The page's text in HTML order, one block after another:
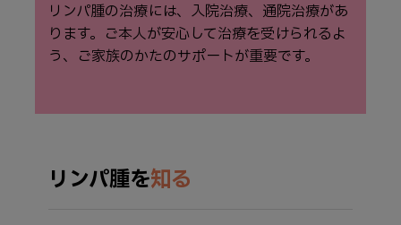
リンパ腫の治療には、入院治療、通院治療があ
ります。ご本人が安心して治療を受けられるよ
う、ご家族のかたのサポートが重要です。
リンパ腫を知る